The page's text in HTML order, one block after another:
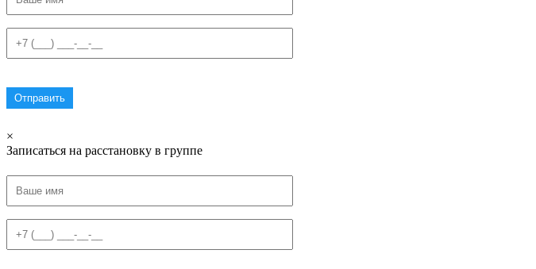
×
Записаться на расстановку в группе